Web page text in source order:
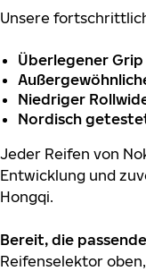
Unsere
Überlegener Grip
Niedriger
Nordisch
Jeder Reifen von
Entwicklung und
Hongqi.
Bereit, die
Reifenselektor